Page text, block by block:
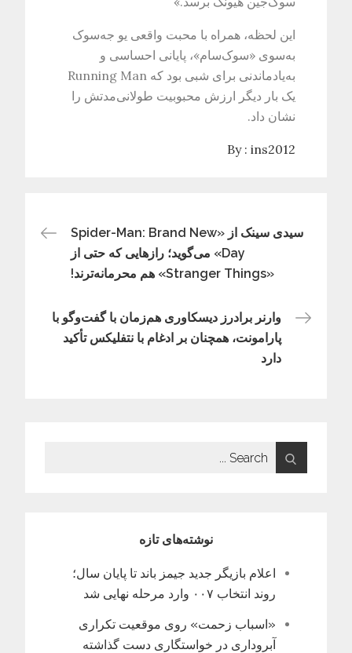
این لحظه، همراه با محبت واقعی یو جه‌سوک
به‌سوی «سوک‌سام»، پایانی احساسی و
به‌یادماندنی برای شبی بود که Running Man
یک بار دیگر ارزش محبوبیت طولانی‌مدتش را
نشان داد.
By : ins2012
راهبری
نوشته
سیدی سینک از «Spider-Man: Brand New
Day» می‌گوید؛ رازهایی که حتی از
«Stranger Things» هم محرمانه‌ترند!
وارنر برادرز دیسکاوری هم‌زمان با گفت‌وگو با
پارامونت، همچنان بر ادغام با نتفلیکس تأکید
دارد
Search
for:
نوشته‌های تازه
اعلام بازیگر جدید جیمز باند تا پایان سال؛
روند انتخاب ۰۰۷ وارد مرحله نهایی شد
«اسباب زحمت» روی موقعیت تکراری
آبروداری در خواستگاری دست گذاشته